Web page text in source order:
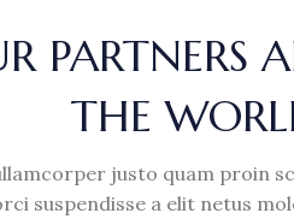
PARTNERS
THE
justo quam proin
suspendisse a elit netus